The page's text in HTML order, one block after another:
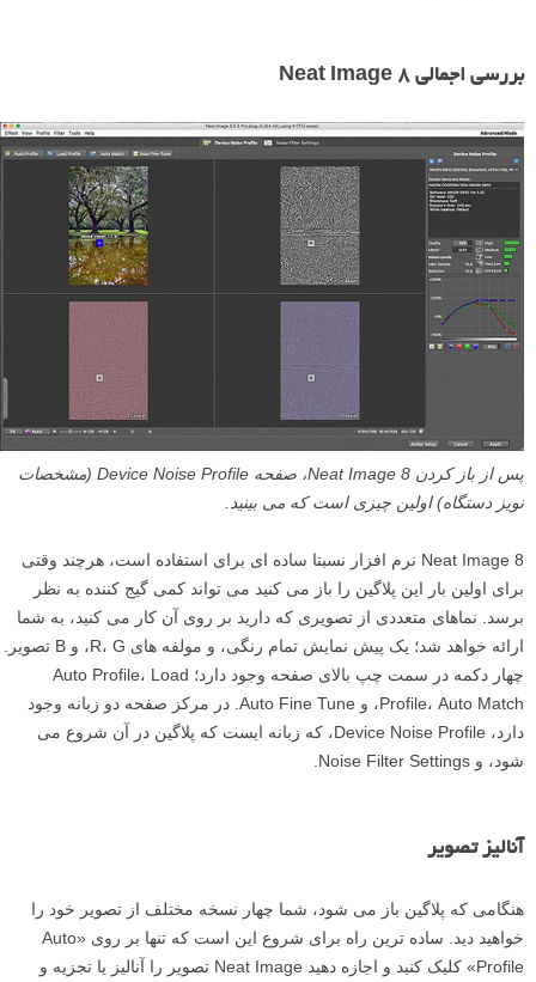
بررسی اجمالی Neat Image 8
پس از باز کردن Neat Image 8، صفحه Device Noise Profile (مشخصات
نویز دستگاه) اولین چیزی است که می بینید.
Neat Image 8 نرم افزار نسبتا ساده ای برای استفاده است، هرچند وقتی
برای اولین بار این پلاگین را باز می کنید می تواند کمی گیج کننده به نظر
برسد. نماهای متعددی از تصویری که دارید بر روی آن کار می کنید، به شما
ارائه خواهد شد؛ یک پیش نمایش تمام رنگی، و مولفه های R، G، و B تصویر.
چهار دکمه در سمت چپ بالای صفحه وجود دارد؛ Auto Profile، Load
Profile، Auto Match، و Auto Fine Tune. در مرکز صفحه دو زبانه وجود
دارد، Device Noise Profile، که زبانه ایست که پلاگین در آن شروع می
شود، و Noise Filter Settings.
آنالیز تصویر
هنگامی که پلاگین باز می شود، شما چهار نسخه مختلف از تصویر خود را
خواهید دید. ساده ترین راه برای شروع این است که تنها بر روی «Auto
Profile» کلیک کنید و اجازه دهید Neat Image تصویر را آنالیز یا تجزیه و